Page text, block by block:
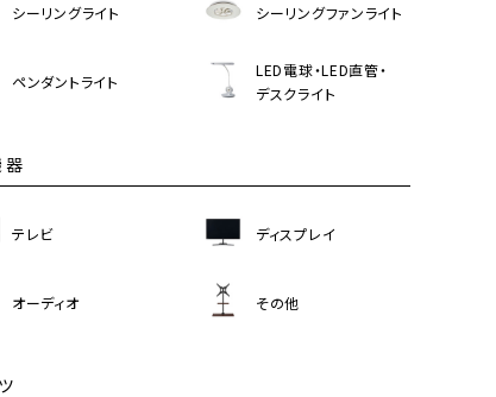
シーリングライト シーリングファンライト
ペンダントライト
LED電球・LED直管・
デスクライト
テレビ ディスプレイ
オーディオ その他